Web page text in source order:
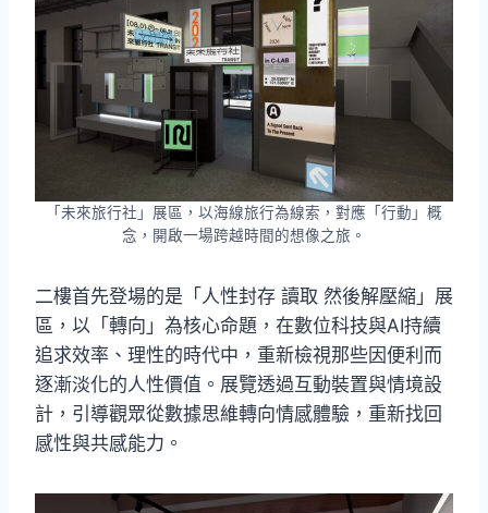
「未來旅行社」展區，以海線旅行為線索，對應「行動」概
念，開啟一場跨越時間的想像之旅。
二樓首先登場的是「人性封存 讀取 然後解壓縮」展
區，以「轉向」為核心命題，在數位科技與AI持續
追求效率、理性的時代中，重新檢視那些因便利而
逐漸淡化的人性價值。展覽透過互動裝置與情境設
計，引導觀眾從數據思維轉向情感體驗，重新找回
感性與共感能力。